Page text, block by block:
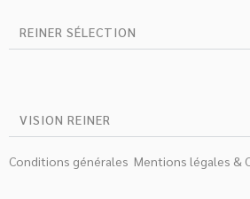
REINER SÉLECTION
VISION REINER
Conditions générales Mentions légales &